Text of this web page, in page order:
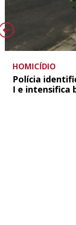
HOMICÍDIO
Polícia
I e intensifica